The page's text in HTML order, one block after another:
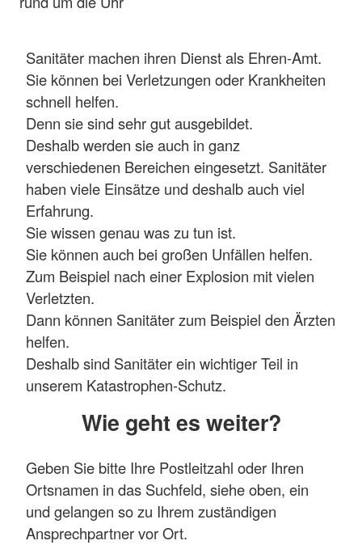
Sanitäter machen ihren Dienst als Ehren-Amt.
Sie können bei Verletzungen oder Krankheiten
schnell helfen.
Denn sie sind sehr gut ausgebildet.
Deshalb werden sie auch in ganz
verschiedenen Bereichen eingesetzt. Sanitäter
haben viele Einsätze und deshalb auch viel
Erfahrung.
Sie wissen genau was zu tun ist.
Sie können auch bei großen Unfällen helfen.
Zum Beispiel nach einer Explosion mit vielen
Verletzten.
Dann können Sanitäter zum Beispiel den Ärzten
helfen.
Deshalb sind Sanitäter ein wichtiger Teil in
unserem Katastrophen-Schutz.
Wie geht es weiter?
Geben Sie bitte Ihre Postleitzahl oder Ihren
Ortsnamen in das Suchfeld, siehe oben, ein
und gelangen so zu Ihrem zuständigen
Ansprechpartner vor Ort.